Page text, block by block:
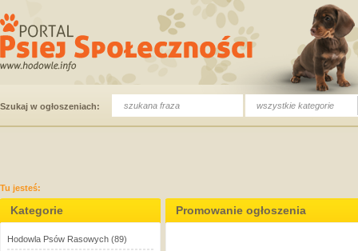
Szukaj w ogłoszeniach: wszystkie kategorie
Tu jesteś:
Kategorie
Hodowla Psów Rasowych (89)
Promowanie ogłoszenia